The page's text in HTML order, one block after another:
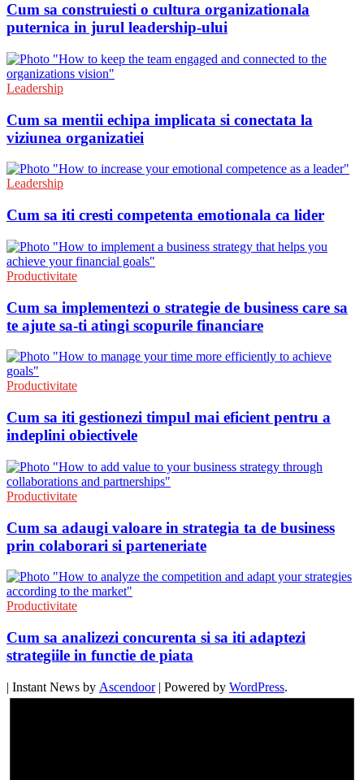
Cum sa construiesti o cultura organizationala
puternica in jurul leadership-ului
Leadership
Cum sa mentii echipa implicata si conectata la
viziunea organizatiei
Leadership
Cum sa iti cresti competenta emotionala ca lider
Productivitate
Cum sa implementezi o strategie de business care sa
te ajute sa-ti atingi scopurile financiare
Productivitate
Cum sa iti gestionezi timpul mai eficient pentru a
indeplini obiectivele
Productivitate
Cum sa adaugi valoare in strategia ta de business
prin colaborari si parteneriate
Productivitate
Cum sa analizezi concurenta si sa iti adaptezi
strategiile in functie de piata
| Instant News by Ascendoor| Powered by WordPress.